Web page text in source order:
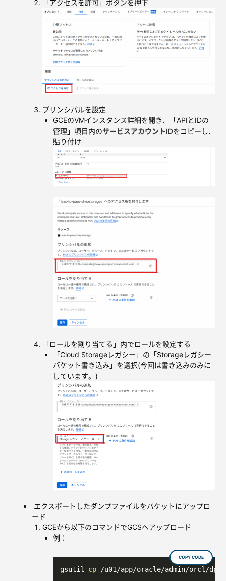
「アクセスを許可」ボタンを押下
プリンシパルを設定
GCEのVMインスタンス詳細を開き、「APIとIDの
管理」項目内のサービスアカウントIDをコピーし、
貼り付け
「ロールを割り当てる」内でロールを設定する
「Cloud Storageレガシー」の「Storageレガシー
バケット書き込み」を選択(今回は書き込みのみに
しています。)
エクスポートしたダンプファイルをバケットにアップロ
ード
GCEから以下のコマンドでGCSへアップロード
例：
COPY CODE
gsutil cp /u01/app/oracle/admin/orcl/